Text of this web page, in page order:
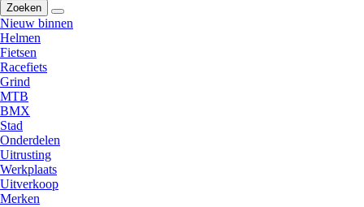
Zoeken
Nieuw binnen
Helmen
Fietsen
Racefiets
Grind
MTB
BMX
Stad
Onderdelen
Uitrusting
Werkplaats
Uitverkoop
Merken